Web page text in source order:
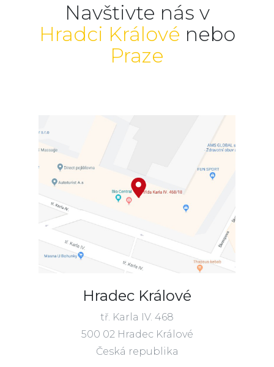
Navštivte nás v
Hradci Králové nebo
Praze
Hradec Králové
tř. Karla IV. 468
500 02 Hradec Králové
Česká republika